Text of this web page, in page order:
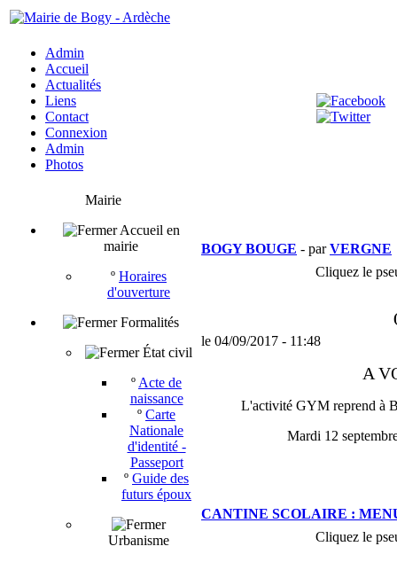
Admin
Accueil
Actualités
Liens
Contact
Connexion
Admin
Photos
Mairie
Accueil en
mairie
º Horaires
d'ouverture
Formalités
État civil
º Acte de
naissance
º Carte
Nationale
d'identité -
Passeport
º Guide des
futurs époux
Urbanisme
BOGY BOUGE - parVERGNE
Cliquez le
le 04/09/2017 - 11:48
A
L'activité GYM reprend à
Mardi 12
CANTINE SCOLAIRE :
Cliquez le